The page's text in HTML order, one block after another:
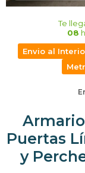
Te
08
Envio al
Puertas
y